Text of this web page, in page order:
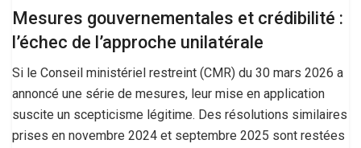
Mesures gouvernementales et crédibilité :
l’échec de l’approche unilatérale
Si le Conseil ministériel restreint (CMR) du 30 mars 2026 a
annoncé une série de mesures, leur mise en application
suscite un scepticisme légitime. Des résolutions similaires
prises en novembre 2024 et septembre 2025 sont restées